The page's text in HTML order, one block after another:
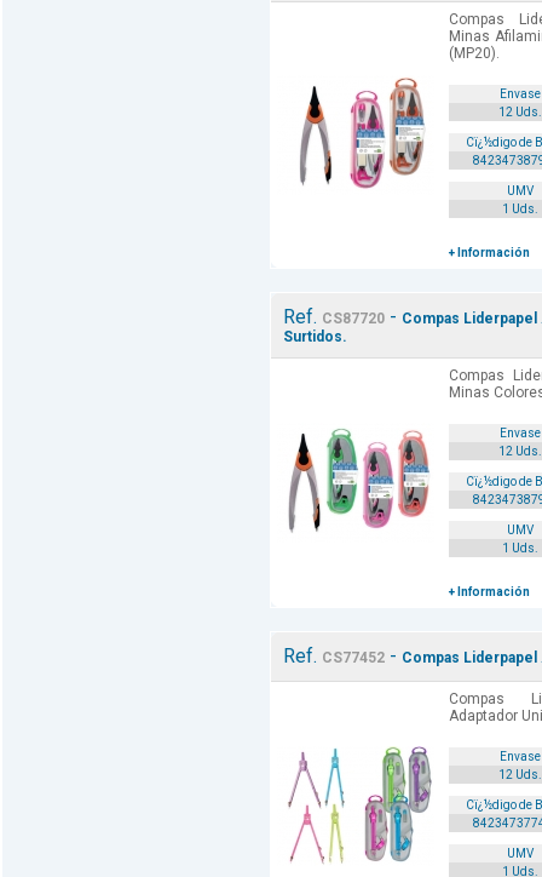
Compas
Minas
(MP20).
Envase
12 Uds.
Cï¿½digo de
UMV
1 Uds.
+ Información
Ref. CS87720- Compas
Surtidos.
Compas
Minas
Envase
12 Uds.
Cï¿½digo de
UMV
1 Uds.
+ Información
Ref. CS77452- Compas
Compas
Adaptador
Envase
12 Uds.
Cï¿½digo de
UMV
1 Uds.